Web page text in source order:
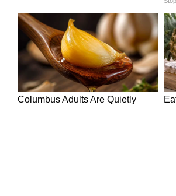
रामायण जैसे धार्मिक ग्रंथों का अच्छा
जीव विज्ञान में बीएससी स्नातक हैं ।
दैनिक भास्कर डॉट कॉम में धर्म डेस्क पर
राशिफल